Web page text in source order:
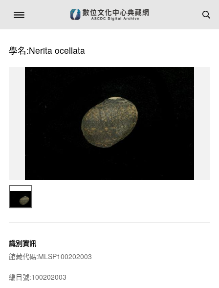
學名:Nerita ocellata
識別資訊
館藏代碼:MLSP100202003
編目號:100202003